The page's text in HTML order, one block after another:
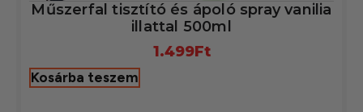
Műszerfal tisztító és ápoló spray vanilia
illattal 500ml
1.499Ft
Kosárba teszem